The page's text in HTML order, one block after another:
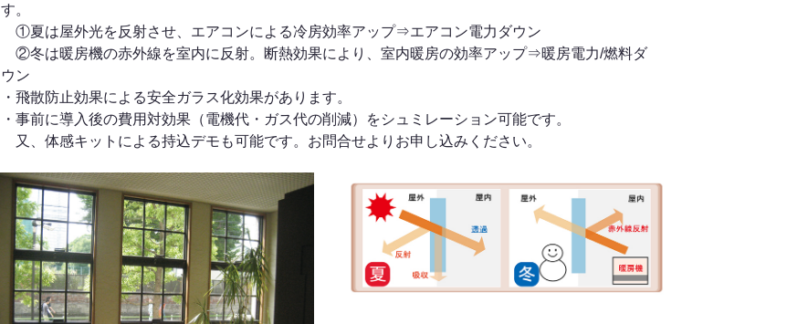
す。
①夏は屋外光を反射させ、エアコンによる冷房効率アップ⇒エアコン電力ダウン
②冬は暖房機の赤外線を室内に反射。断熱効果により、室内暖房の効率アップ⇒暖房電力/燃料ダ
ウン
・飛散防止効果による安全ガラス化効果があります。
・事前に導入後の費用対効果（電機代・ガス代の削減）をシュミレーション可能です。
又、体感キットによる持込デモも可能です。お問合せよりお申し込みください。